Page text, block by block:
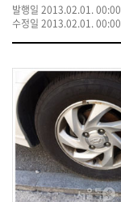
대
표
소
포
털
발행일 2013.02.01. 00:00
수정일 2013.02.01. 00:00